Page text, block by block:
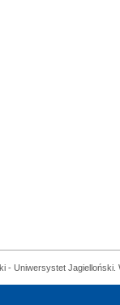
- Uniwersystet